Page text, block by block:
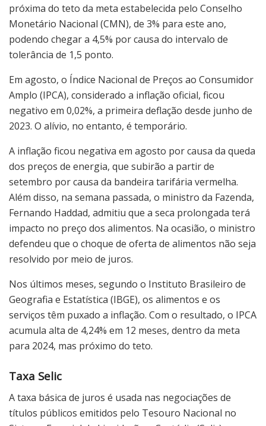
próxima do teto da meta estabelecida pelo Conselho
Monetário Nacional (CMN), de 3% para este ano,
podendo chegar a 4,5% por causa do intervalo de
tolerância de 1,5 ponto.
Em agosto, o Índice Nacional de Preços ao Consumidor
Amplo (IPCA), considerado a inflação oficial, ficou
negativo em 0,02%, a primeira deflação desde junho de
2023. O alívio, no entanto, é temporário.
A inflação ficou negativa em agosto por causa da queda
dos preços de energia, que subirão a partir de
setembro por causa da bandeira tarifária vermelha.
Além disso, na semana passada, o ministro da Fazenda,
Fernando Haddad, admitiu que a seca prolongada terá
impacto no preço dos alimentos. Na ocasião, o ministro
defendeu que o choque de oferta de alimentos não seja
resolvido por meio de juros.
Nos últimos meses, segundo o Instituto Brasileiro de
Geografia e Estatística (IBGE), os alimentos e os
serviços têm puxado a inflação. Com o resultado, o IPCA
acumula alta de 4,24% em 12 meses, dentro da meta
para 2024, mas próximo do teto.
Taxa Selic
A taxa básica de juros é usada nas negociações de
títulos públicos emitidos pelo Tesouro Nacional no